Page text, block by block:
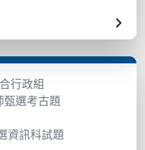
行政組
甄選考古題
資訊科試題